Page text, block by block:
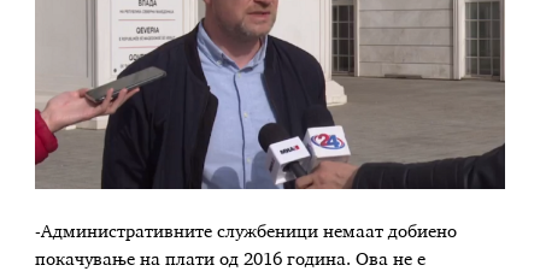
-Административните службеници немаат добиено
покачување на плати од 2016 година. Ова не е